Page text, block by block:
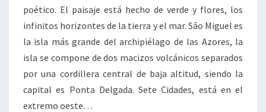
poético. El paisaje está hecho de verde y flores, los
infinitos horizontes de la tierra y el mar. São Miguel es
la isla más grande del archipiélago de las Azores, la
isla se compone de dos macizos volcánicos separados
por una cordillera central de baja altitud, siendo la
capital es Ponta Delgada. Sete Cidades, está en el
extremo oeste…